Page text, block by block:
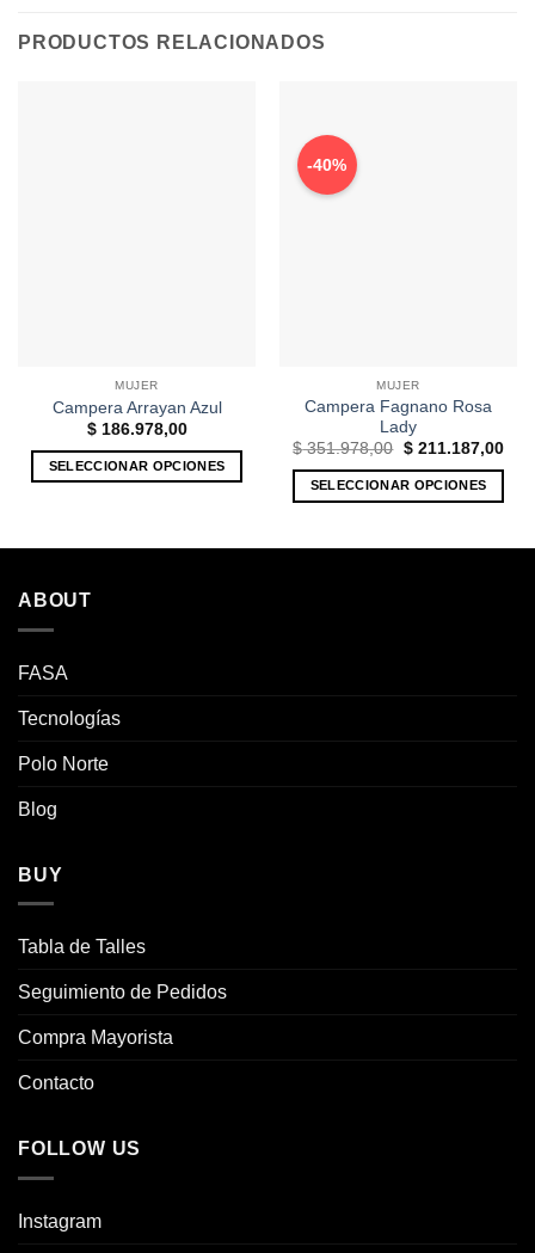
PRODUCTOS RELACIONADOS
MUJER
Campera Arrayan Azul
$186.978,00
SELECCIONAR OPCIONES
tiene
-40%
MUJER
Campera Fagnano Rosa
Lady
$351.978,00 El
original
era:
$211.187,00El
SELECCIONAR OPCIONES
ABOUT
FASA
Tecnologías
Polo Norte
Blog
BUY
Tabla de Talles
Seguimiento de Pedidos
Compra Mayorista
Contacto
FOLLOW US
Instagram